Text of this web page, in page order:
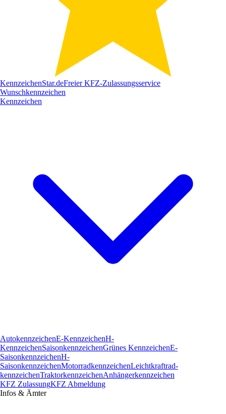
KennzeichenStar.deFreier KFZ-Zulassungsservice
Wunschkennzeichen
Kennzeichen
AutokennzeichenE-KennzeichenH-
KennzeichenSaisonkennzeichenGrünes KennzeichenE-
SaisonkennzeichenH-
SaisonkennzeichenMotorradkennzeichenLeichtkraftrad­
kennzeichenTraktorkennzeichenAnhängerkennzeichen
KFZ ZulassungKFZ Abmeldung
Infos & Ämter